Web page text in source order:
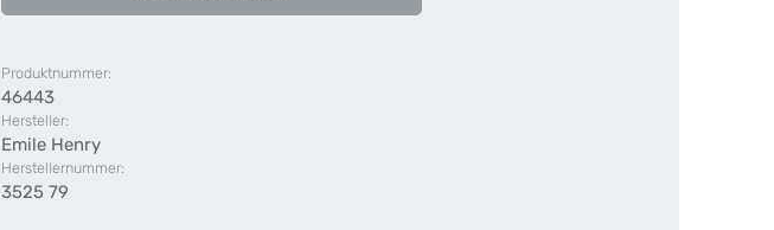
Produktnummer:
46443
Hersteller:
Emile Henry
Herstellernummer:
3525 79